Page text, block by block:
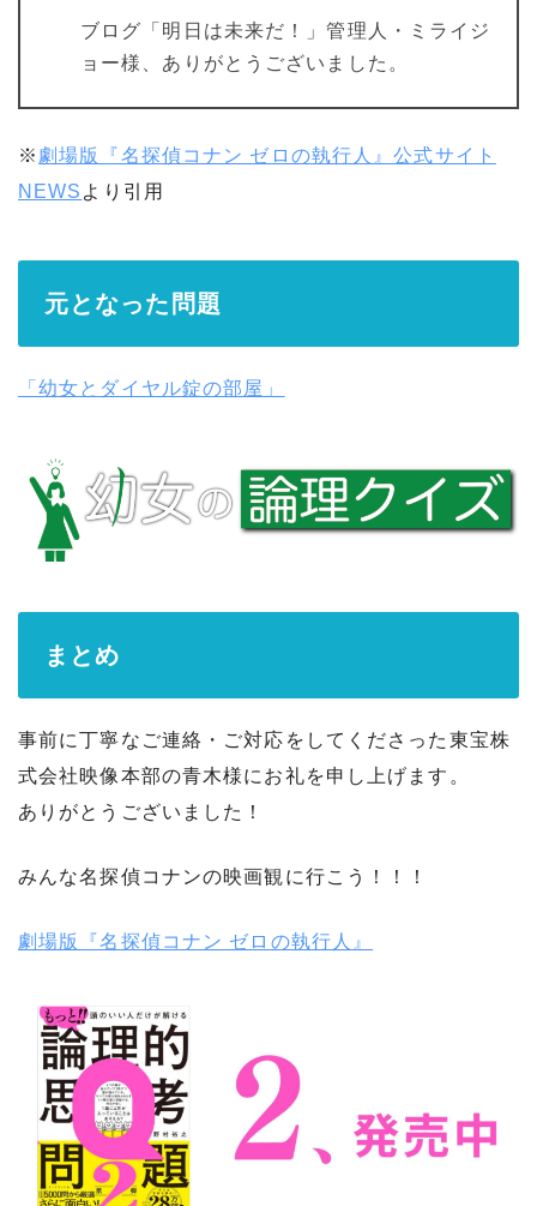
ブログ「明日は未来だ！」管理人・ミライジ
ョー様、ありがとうございました。
※ 劇場版『名探偵コナン ゼロの執行人』公式サイト
NEWS より引用
元となった問題
「幼女とダイヤル錠の部屋」
まとめ
事前に丁寧なご連絡・ご対応をしてくださった東宝株
式会社映像本部の青木様にお礼を申し上げます。
ありがとうございました！
みんな名探偵コナンの映画観に行こう！！！
劇場版『名探偵コナン ゼロの執行人』